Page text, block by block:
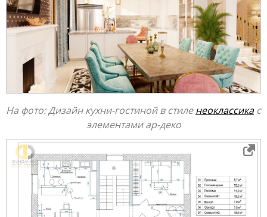
На фото: Дизайн кухни-гостиной в стиленеоклассикас
элементами ар-деко